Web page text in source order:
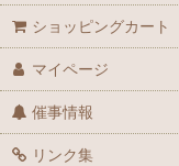
ショッピングカート
マイページ
催事情報
リンク集